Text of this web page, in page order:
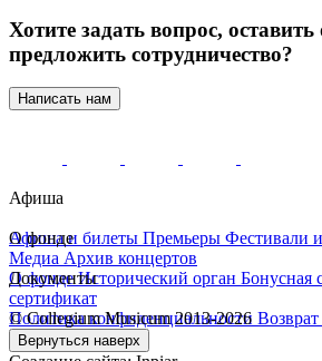
Хотите задать вопрос,
предложить сотрудничество?
Написать нам
Афиша
Афиша и билеты Премьеры Фестивали
Медиа Архив концертов
О фонде
О фондеИсторический орган Бонусная
сертификат
Документы
Политика конфиденциальности
посещения собора
© Collegium Musicum 2013-2026
Вернуться наверх